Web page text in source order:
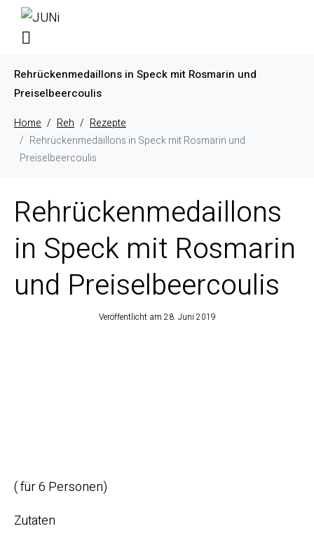
Rehrückenmedaillons in Speck mit Rosmarin und
Preiselbeercoulis
Home Reh
Rezepte
Rehrückenmedaillons in Speck mit Rosmarin und
Preiselbeercoulis
Rehrückenmedaillons
in Speck mit Rosmarin
und Preiselbeercoulis
Veröffentlicht am 28. Juni 2019
( für 6 Personen)
Zutaten